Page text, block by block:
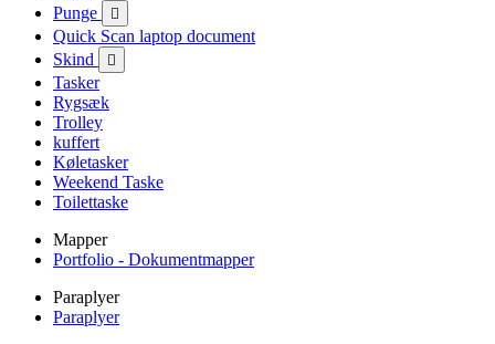
Punge

Quick Scan laptop document
Skind

Tasker
Rygsæk
Trolley
kuffert
Køletasker
Weekend Taske
Toilettaske
Mapper
Portfolio - Dokumentmapper
Paraplyer
Paraplyer